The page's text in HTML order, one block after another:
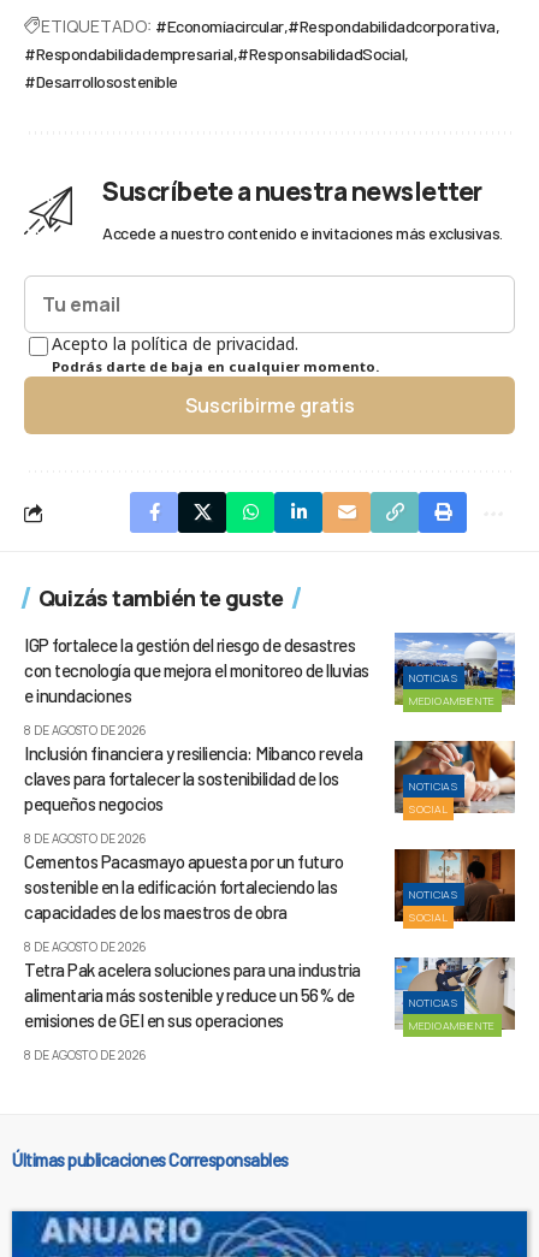
ETIQUETADO: #Economíacircular #Respondabilidadcorporativa
#Respondabilidadempresarial #ResponsabilidadSocial
#Desarrollosostenible
Suscríbete a nuestra newsletter
Accede a nuestro contenido e invitaciones más exclusivas.
Acepto la política de privacidad.
Podrás darte de baja en cualquier momento.
Suscribirme gratis
Quizás también te guste
NOTICIAS
MEDIOAMBIENTE
IGP fortalece la gestión del riesgo de desastres
con tecnología que mejora el monitoreo de lluvias
e inundaciones
8 DE AGOSTO DE 2026
NOTICIAS
SOCIAL
Inclusión financiera y resiliencia: Mibanco revela
claves para fortalecer la sostenibilidad de los
pequeños negocios
8 DE AGOSTO DE 2026
NOTICIAS
SOCIAL
Cementos Pacasmayo apuesta por un futuro
sostenible en la edificación fortaleciendo las
capacidades de los maestros de obra
8 DE AGOSTO DE 2026
NOTICIAS
MEDIOAMBIENTE
Tetra Pak acelera soluciones para una industria
alimentaria más sostenible y reduce un 56% de
emisiones de GEI en sus operaciones
8 DE AGOSTO DE 2026
Últimas publicaciones Corresponsables